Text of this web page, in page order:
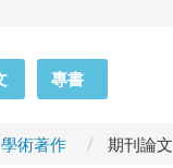
專書
學術著作 期刊論文